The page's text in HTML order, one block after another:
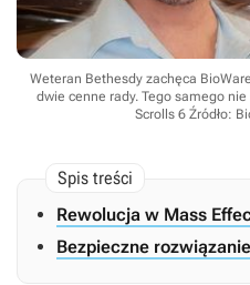
Weteran Bethesdy zachęca
dwie cenne rady. Tego samego
Scrolls 6 Źródło:
Rewolucja w Mass
Bezpieczne